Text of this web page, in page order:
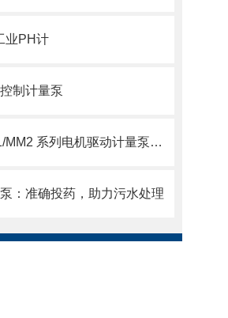
业PH计
制计量泵
赛高MM1/MM2 系列电机驱动计量泵使用注意事项
：准确投药，助力污水处理